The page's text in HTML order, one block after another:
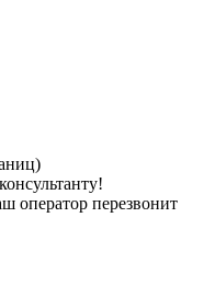
оператор перезвонит